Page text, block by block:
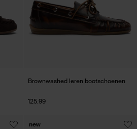
Brownwashed leren bootschoenen
125.99
new